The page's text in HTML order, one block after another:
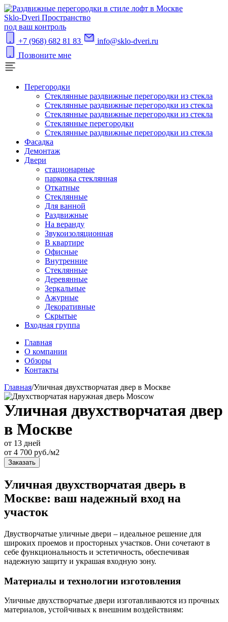
Sklo-Dveri Пространство
под ваш контроль
+7 (968) 682 81 83
info@sklo-dveri.ru
Позвоните мне
Перегородки
Стеклянные раздвижные перегородки из стекла
Стеклянные раздвижные перегородки из стекла
Стеклянные раздвижные перегородки из стекла
Стеклянные перегородки
Стеклянные раздвижные перегородки из стекла
Фасадка
Демонтаж
Двери
стационарные
парковка стеклянная
Откатные
Стеклянные
Для ванной
Раздвижные
На веранду
Звукоизоляционная
В квартире
Офисные
Внутренние
Стеклянные
Деревянные
Зеркальные
Ажурные
Декоративные
Скрытые
Входная группа
Главная
О компании
Обзоры
Контакты
Главная/Уличная двухстворчатая двер в Москве
Уличная двухстворчатая двер
в Москве
от 13 дней
от 4 700 руб./м2
Заказать
Уличная двухстворчатая дверь в
Москве: ваш надежный вход на
участок
Двустворчатые уличные двери – идеальное решение для
широких проемов и просторных участков. Они сочетают в
себе функциональность и эстетичность, обеспечивая
надежную защиту и украшая входную зону.
Материалы и технологии изготовления
Уличные двухстворчатые двери изготавливаются из прочных
материалов, устойчивых к внешним воздействиям: